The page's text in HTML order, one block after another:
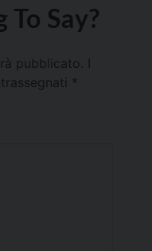
Say?
pubblicato.
*